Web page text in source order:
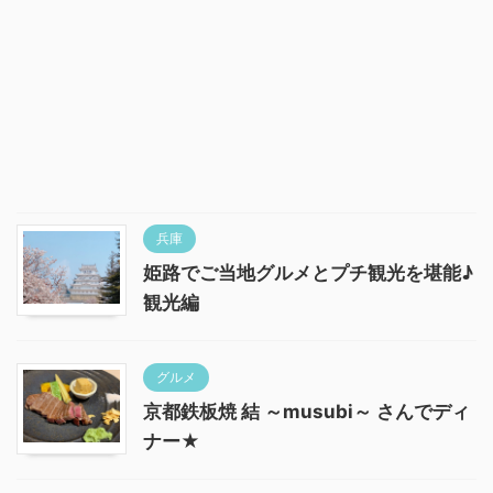
兵庫
姫路でご当地グルメとプチ観光を堪能♪
観光編
グルメ
京都鉄板焼 結 ～musubi～ さんでディ
ナー★